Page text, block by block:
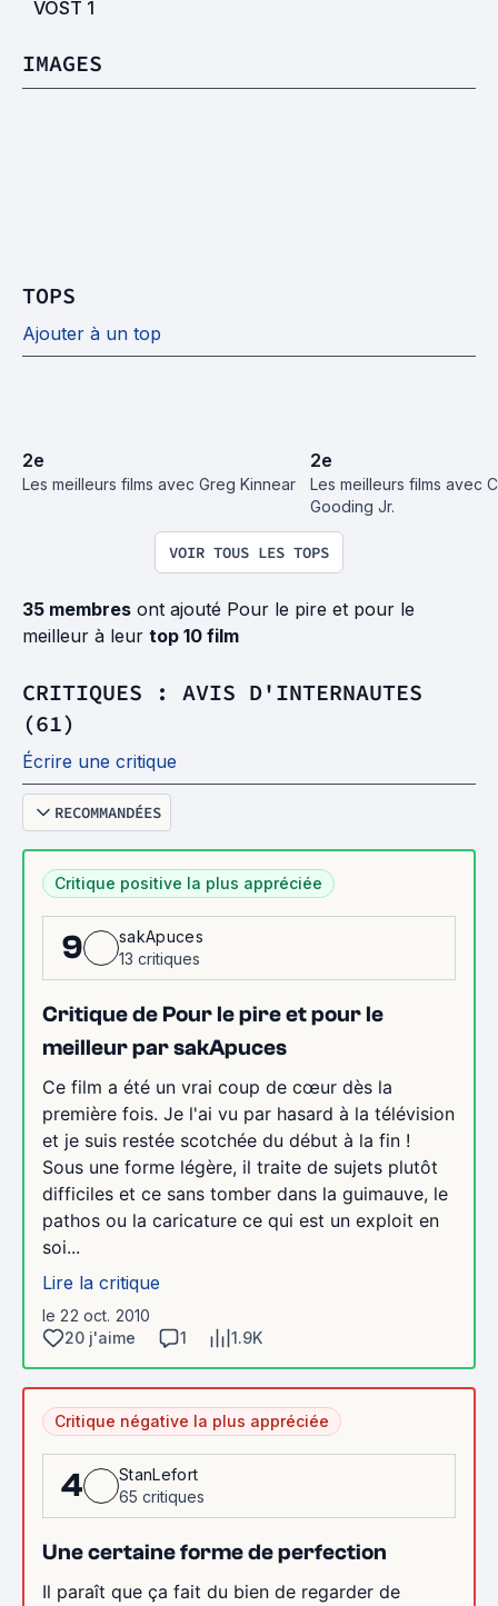
VOST 1
IMAGES
TOPS
Ajouter à un top
2e
Les meilleurs films avec Greg Kinnear
2e
Les meilleurs films avec
Gooding Jr.
VOIR TOUS LES TOPS
35 membres ont ajouté Pour le pire et pour le
meilleur à leur top 10 film
CRITIQUES : AVIS D'INTERNAUTES
(61)
Écrire une critique
RECOMMANDÉES
Critique positive la plus appréciée
9
sakApuces
13 critiques
Critique de Pour le pire et pour le
meilleur par sakApuces
Ce film a été un vrai coup de cœur dès la
première fois. Je l'ai vu par hasard à la télévision
et je suis restée scotchée du début à la fin !
Sous une forme légère, il traite de sujets plutôt
difficiles et ce sans tomber dans la guimauve, le
pathos ou la caricature ce qui est un exploit en
soi...
Lire la critique
le 22 oct. 2010
20 j'aime
1 1.9K
Critique négative la plus appréciée
4
StanLefort
65 critiques
Une certaine forme de perfection
Il paraît que ça fait du bien de regarder de